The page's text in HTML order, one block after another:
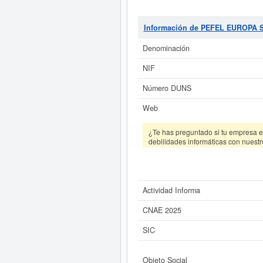
Fontanería, instalación de
número total de empleados que
aproximado de 0 a 3.100 €.
Si está interesado en conocer
Información de PEFEL EUROPA
Denominación
NIF
Número DUNS
Web
¿Te has preguntado si tu empresa
debilidades informáticas con
Actividad Informa
CNAE 2025
SIC
Objeto Social